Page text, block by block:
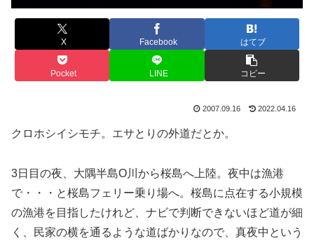
X Facebook はてブ
Pocket LINE コピー
2007.09.16 2022.04.16
クロホシイシモチ。エサとりの外道だとか。
3日目の夜、大隅半島O川から桜島へ上陸。夜中は漁港
で・・・と桜島フェリー乗り場へ。桜島に点在する小規模
の漁港を目指したけれど、ナビで判断できないほど道が細
く、民家の横を通るような道ばかりなので、真夜中という